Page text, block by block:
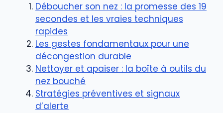
Déboucher son nez : la promesse des 19
secondes et les vraies techniques
rapides
Les gestes fondamentaux pour une
décongestion durable
Nettoyer et apaiser : la boîte à outils du
nez bouché
Stratégies préventives et signaux
d’alerte